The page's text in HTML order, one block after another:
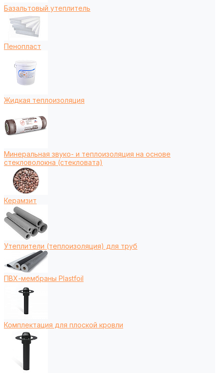
Базальтовый утеплитель
Пенопласт
Жидкая теплоизоляция
Минеральная звуко- и теплоизоляция на основе
стекловолокна (стекловата)
Керамзит
Утеплители (теплоизоляция) для труб
ПВХ-мембраны Plastfoil
Комплектация для плоской кровли